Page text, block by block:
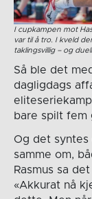
I cupkampen mot
var til å tro. I kveld
taklingsvillig – og
Så ble det
dagligdags
bare spilt fem
Og det
samme om,
Rasmus sa
«Akkurat nå